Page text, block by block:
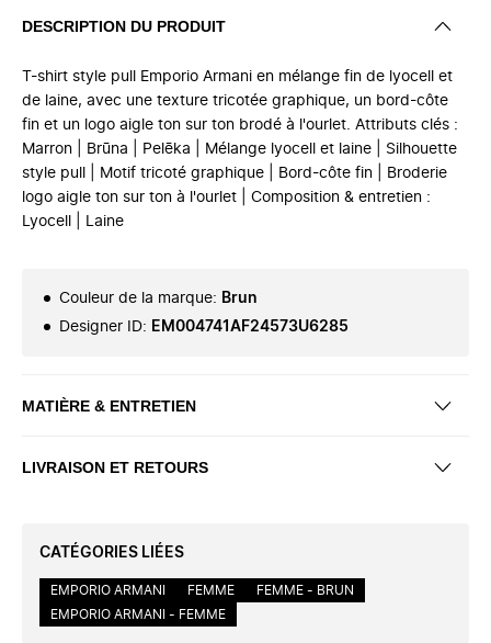
DESCRIPTION DU PRODUIT
T-shirt style pull Emporio Armani en mélange fin de lyocell et
de laine, avec une texture tricotée graphique, un bord-côte
fin et un logo aigle ton sur ton brodé à l'ourlet. Attributs clés :
Marron | Brūna | Pelēka | Mélange lyocell et laine | Silhouette
style pull | Motif tricoté graphique | Bord-côte fin | Broderie
logo aigle ton sur ton à l'ourlet | Composition & entretien :
Lyocell | Laine
Couleur de la marque: Brun
Designer ID: EM004741AF24573U6285
MATIÈRE & ENTRETIEN
LIVRAISON ET RETOURS
CATÉGORIES LIÉES
EMPORIO ARMANI FEMME
FEMME - BRUN
EMPORIO ARMANI - FEMME